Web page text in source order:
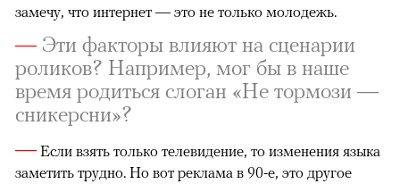
замечу, что интернет — это не только молодежь.
—Эти факторы влияют на сценарии
роликов? Например, мог бы в наше
время родиться слоган «Не тормози —
сникерсни»?
—Если взять только телевидение, то изменения языка
заметить трудно. Но вот реклама в 90-е, это другое